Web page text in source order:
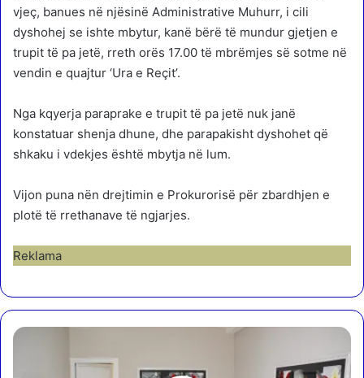
vjeç, banues në njësinë Administrative Muhurr, i cili
dyshohej se ishte mbytur, kanë bërë të mundur gjetjen e
trupit të pa jetë, rreth orës 17.00 të mbrëmjes së sotme në
vendin e quajtur ‘Ura e Reçit’.
Nga kqyerja paraprake e trupit të pa jetë nuk janë
konstatuar shenja dhune, dhe parapakisht dyshohet që
shkaku i vdekjes është mbytja në lum.
Vijon puna nën drejtimin e Prokurorisë për zbardhjen e
plotë të rrethanave të ngjarjes.
Reklama
H